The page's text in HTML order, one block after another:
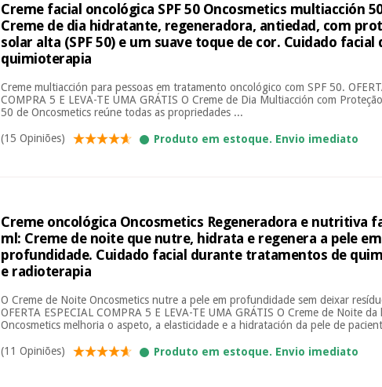
Creme facial oncológica SPF 50 Oncosmetics multiacción
Creme de dia hidratante, regeneradora, antiedad, com
solar alta (SPF 50) e um suave toque de cor. Cuidado facial
quimioterapia
Creme multiacción para pessoas em tratamento oncológico com SPF 50.
COMPRA 5 E LEVA-TE UMA GRÁTIS O Creme de Dia Multiacción com
50 de Oncosmetics reúne todas as propriedades ...
(15 Opiniões) Produto em estoque. Envio imediato
Creme oncológica Oncosmetics Regeneradora e nutritiva
ml: Creme de noite que nutre, hidrata e regenera a pele em
profundidade. Cuidado facial durante tratamentos de
e radioterapia
O Creme de Noite Oncosmetics nutre a pele em profundidade sem deixar
OFERTA ESPECIAL COMPRA 5 E LEVA-TE UMA GRÁTIS O Creme de Noite da
Oncosmetics melhoria o aspeto, a elasticidade e a hidratación da pele de
(11 Opiniões) Produto em estoque. Envio imediato